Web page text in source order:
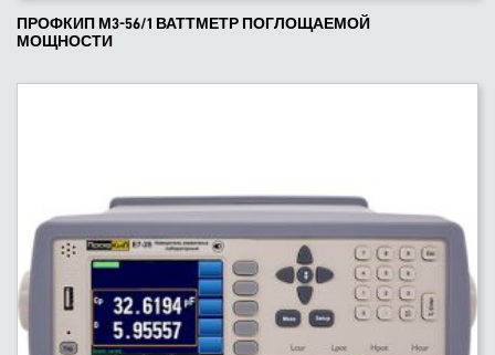
ПРОФКИП М3-56/1 ВАТТМЕТР ПОГЛОЩАЕМОЙ
МОЩНОСТИ